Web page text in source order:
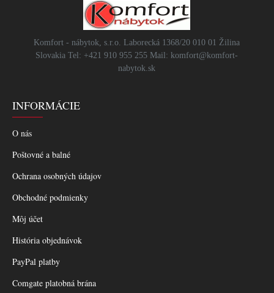
Komfort - nábytok, s.r.o. Laborecká 1368/20 010 01 Žilina
Slovakia Tel: +421 910 955 255 Mail: komfort@komfort-
nabytok.sk
INFORMÁCIE
O nás
Poštovné a balné
Ochrana osobných údajov
Obchodné podmienky
Môj účet
História objednávok
PayPal platby
Comgate platobná brána